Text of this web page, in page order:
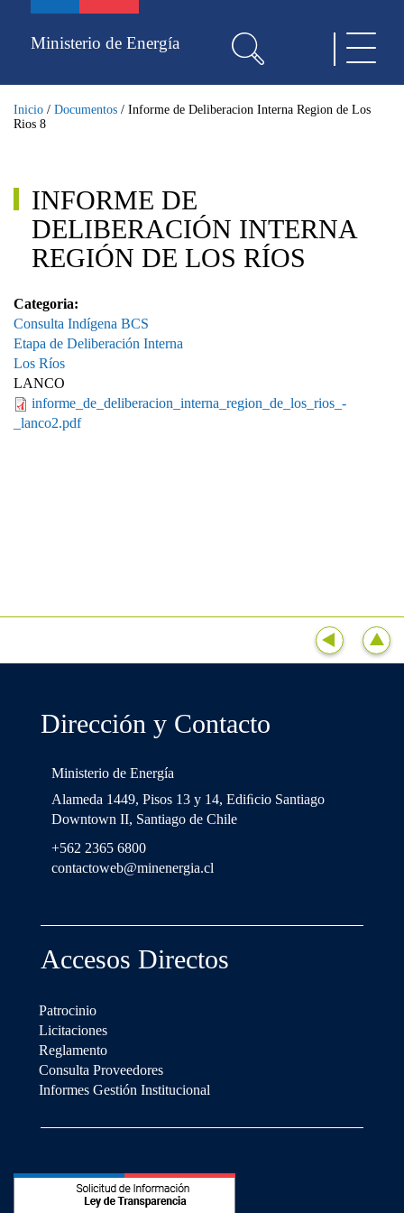
contenidoMinisterio de Energía
Inicio / Documentos / Informe de Deliberacion Interna Region de Los
Rios 8
INFORME DE
DELIBERACIÓN INTERNA
REGIÓN DE LOS RÍOS
Categoria:
Consulta Indígena BCS
Etapa de Deliberación Interna
Los Ríos
LANCO
informe_de_deliberacion_interna_region_de_los_rios_-
_lanco2.pdf
Dirección y Contacto
Ministerio de Energía
Alameda 1449, Pisos 13 y 14, Ediﬁcio Santiago
Downtown II, Santiago de Chile
+562 2365 6800
contactoweb@minenergia.cl
Accesos Directos
Patrocinio
Licitaciones
Reglamento
Consulta Proveedores
Informes Gestión Institucional